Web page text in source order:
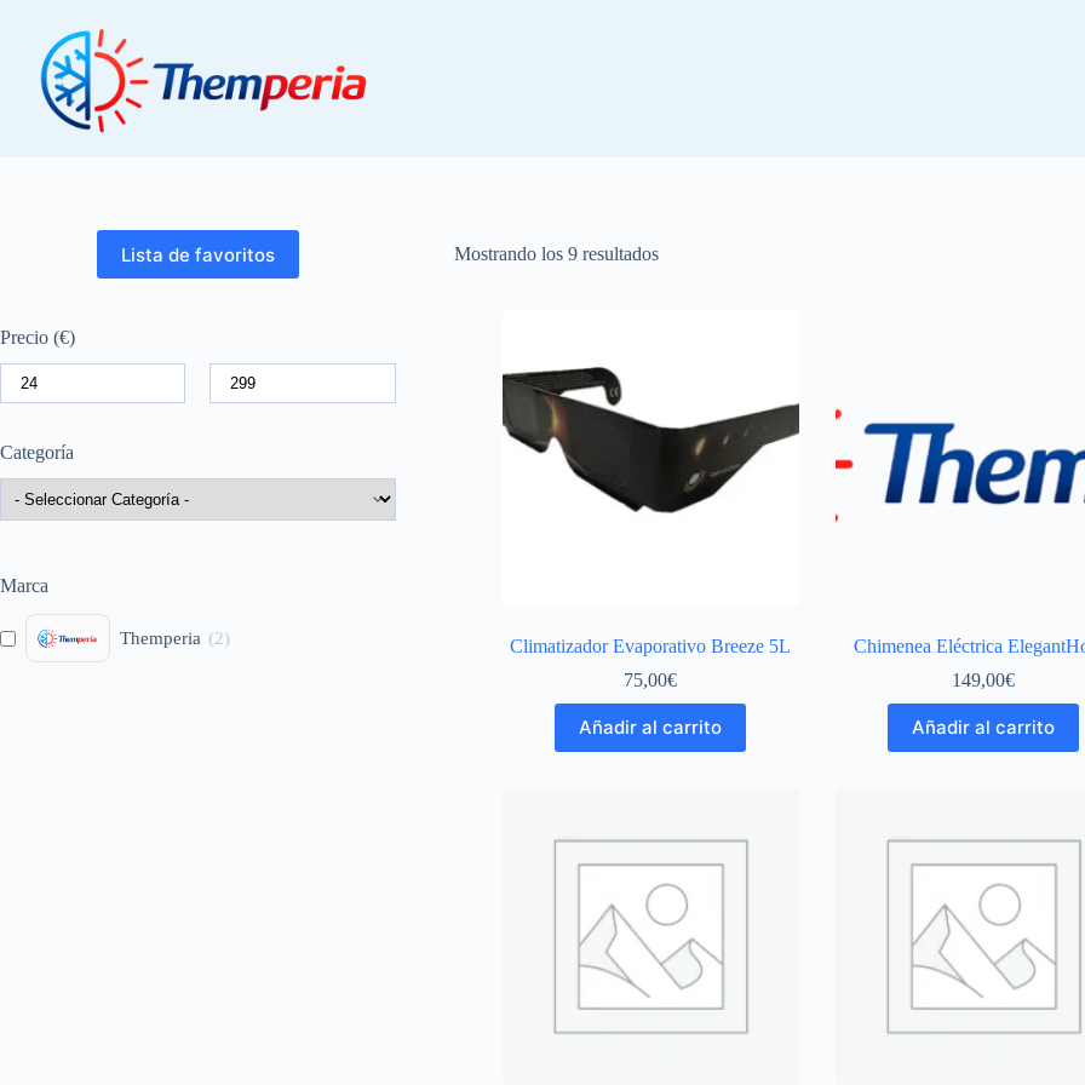
contenido
Mostrando los 9 resultadosOrdenado
Climatizador Evaporativo Breeze 5L
75,00€
Añadir al carrito
Chimenea Eléctrica
149,00€
Añadir al carrito
Lista de favoritos
Precio (€)
Categoría
Marca
Themperia (2)